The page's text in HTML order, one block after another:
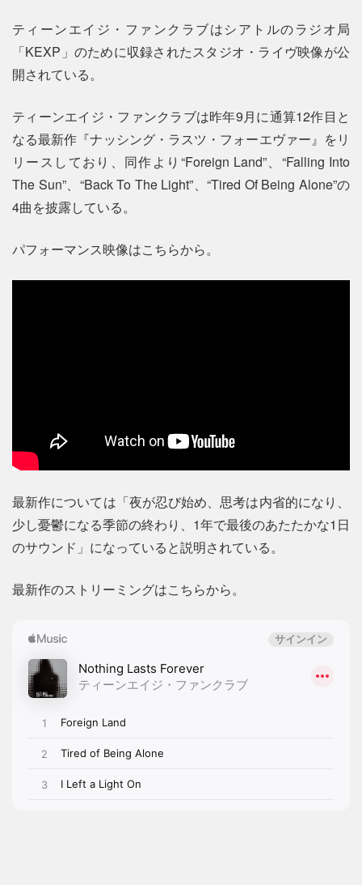
ティーンエイジ・ファンクラブはシアトルのラジオ局
「KEXP」のために収録されたスタジオ・ライヴ映像が公
開されている。
ティーンエイジ・ファンクラブは昨年9月に通算12作目と
なる最新作『ナッシング・ラスツ・フォーエヴァー』をリ
リースしており、同作より“Foreign Land”、“Falling Into
The Sun”、“Back To The Light”、“Tired Of Being Alone”の
4曲を披露している。
パフォーマンス映像はこちらから。
最新作については「夜が忍び始め、思考は内省的になり、
少し憂鬱になる季節の終わり、1年で最後のあたたかな1日
のサウンド」になっていると説明されている。
最新作のストリーミングはこちらから。